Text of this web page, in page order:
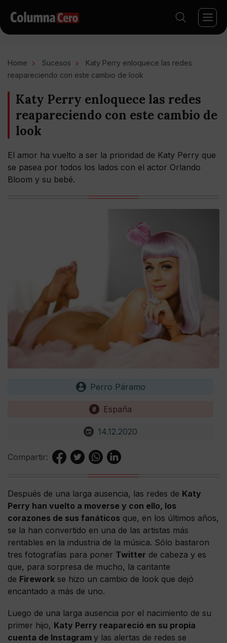
Home Sucesos
Katy Perry enloquece las redes
reapareciendo con este cambio de look
Katy Perry enloquece las redes
reapareciendo con este cambio de
look
El amor ha vuelto a ser la prioridad de Katy Perry que
se pasea por todos los lados con el actor Orlando
Bloom y su bebé.
Perro Páramo
España
14.12.2020
Compartir:
Después de una larga ausencia, las redes de Katy
Perry han vuelto a moverse y con ello, los
corazones de sus fanáticos que, en los últimos años,
se la han convertido en una de las artistas más
rentables en la industria de la música. Sólo bastaron
tres fotografías para poner Twitter de cabeza y es
que, para sorpresa de mucho, la cantante
de Firework se hizo un cambio de look que dejó
encantado a más de uno.
Luego de una larga ausencia por el nacimiento de su
primer hijo, Katy Perry reapareció en su propia
cuenta de Instagram y las alertas de redes se